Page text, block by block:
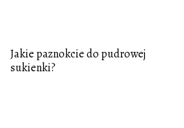
Jakie paznokcie do pudrowej
sukienki?